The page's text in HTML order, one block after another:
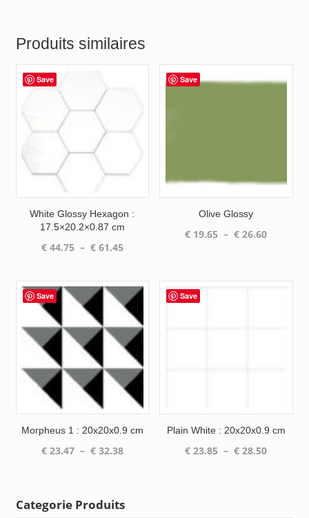
Produits similaires
Save
White Glossy Hexagon :
17.5×20.2×0.87 cm
€44.75 – €61.45Plage
€ 44.75
à
€ 61.45
Save
Olive Glossy
€ 19.65 – € 26.60Plage
€ 19.65
Save
Morpheus 1 : 20x20x0.9 cm
€23.47 – €32.38Plage
à
Save
Plain White : 20x20x0.9 cm
€ 23.85 – € 28.50Plage
Categorie Produits